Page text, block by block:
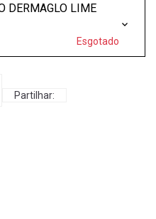
DERMAGLO LIME
Esgotado
Partilhar: